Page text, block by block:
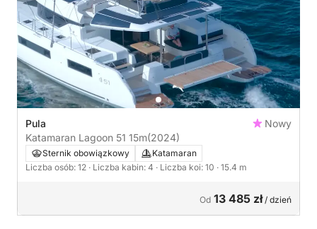
Pula
Nowy
Katamaran Lagoon 51 15m(2024)
Sternik obowiązkowy
Katamaran
Liczba osób: 12 · Liczba kabin: 4 · Liczba koi: 10 · 15.4 m
Od 13 485 zł/ dzień